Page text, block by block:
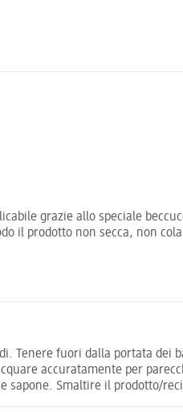
grazie allo speciale
prodotto non secca, non
Tenere fuori dalla portata
accuratamente per
sapone. Smaltire il prodotto/